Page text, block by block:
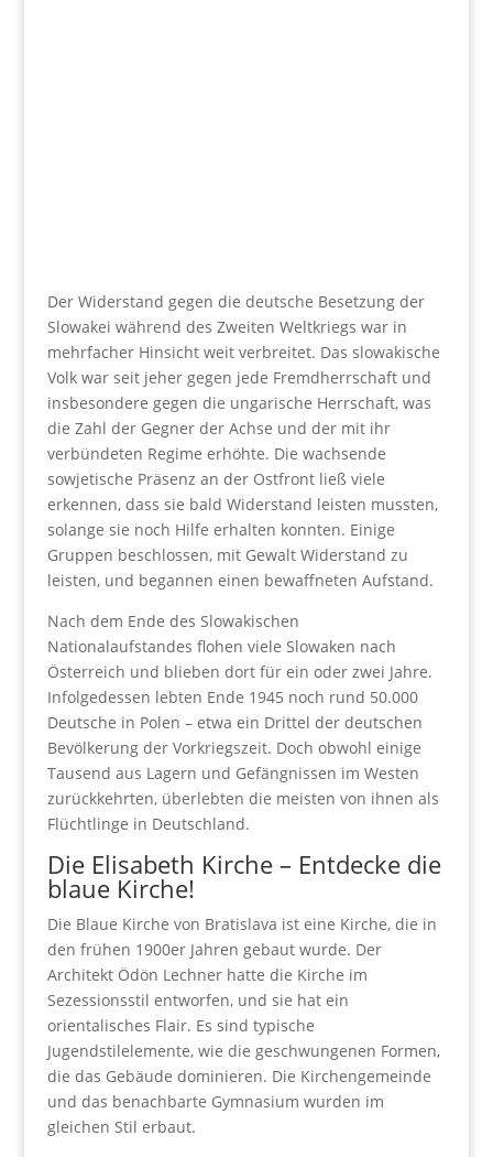
Der Widerstand gegen die deutsche Besetzung der
Slowakei während des Zweiten Weltkriegs war in
mehrfacher Hinsicht weit verbreitet. Das slowakische
Volk war seit jeher gegen jede Fremdherrschaft und
insbesondere gegen die ungarische Herrschaft, was
die Zahl der Gegner der Achse und der mit ihr
verbündeten Regime erhöhte. Die wachsende
sowjetische Präsenz an der Ostfront ließ viele
erkennen, dass sie bald Widerstand leisten mussten,
solange sie noch Hilfe erhalten konnten. Einige
Gruppen beschlossen, mit Gewalt Widerstand zu
leisten, und begannen einen bewaffneten Aufstand.
Nach dem Ende des Slowakischen
Nationalaufstandes flohen viele Slowaken nach
Österreich und blieben dort für ein oder zwei Jahre.
Infolgedessen lebten Ende 1945 noch rund 50.000
Deutsche in Polen – etwa ein Drittel der deutschen
Bevölkerung der Vorkriegszeit. Doch obwohl einige
Tausend aus Lagern und Gefängnissen im Westen
zurückkehrten, überlebten die meisten von ihnen als
Flüchtlinge in Deutschland.
Die Elisabeth Kirche – Entdecke die
blaue Kirche!
Die Blaue Kirche von Bratislava ist eine Kirche, die in
den frühen 1900er Jahren gebaut wurde. Der
Architekt Ödön Lechner hatte die Kirche im
Sezessionsstil entworfen, und sie hat ein
orientalisches Flair. Es sind typische
Jugendstilelemente, wie die geschwungenen Formen,
die das Gebäude dominieren. Die Kirchengemeinde
und das benachbarte Gymnasium wurden im
gleichen Stil erbaut.